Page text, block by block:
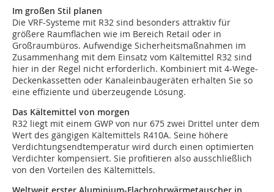
Im großen Stil planen
Die VRF-Systeme mit R32 sind besonders attraktiv für
größere Raumflächen wie im Bereich Retail oder in
Großraumbüros. Aufwendige Sicherheitsmaßnahmen im
Zusammenhang mit dem Einsatz vom Kältemittel R32 sind
hier in der Regel nicht erforderlich. Kombiniert mit 4-Wege-
Deckenkassetten oder Kanaleinbaugeräten erhalten Sie so
eine effiziente und überzeugende Lösung.
Das Kältemittel von morgen
R32 liegt mit einem GWP von nur 675 zwei Drittel unter dem
Wert des gängigen Kältemittels R410A. Seine höhere
Verdichtungsendtemperatur wird durch einen optimierten
Verdichter kompensiert. Sie profitieren also ausschließlich
von den Vorteilen des Kältemittels.